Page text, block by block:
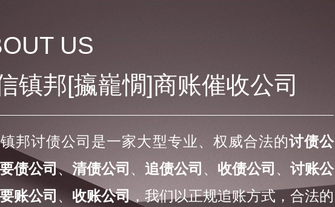
US
镇邦[攍巃憪]商账催收公司
邦讨债公司是一家大型专业、权威合法的讨债公
要债公司、 清债公司 、 追债公司 、 收债公司 、 讨账公
要账公司 、 收账公司 ，我们以正规追账方式，合法的